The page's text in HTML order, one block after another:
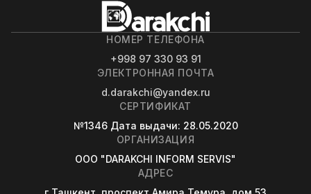
НОМЕР ТЕЛЕФОНА
+998 97 330 93 91
ЭЛЕКТРОННАЯ ПОЧТА
d.darakchi@yandex.ru
СЕРТИФИКАТ
№1346 Дата выдачи: 28.05.2020
ОРГАНИЗАЦИЯ
OOO "DARAKCHI INFORM SERVIS"
АДРЕС